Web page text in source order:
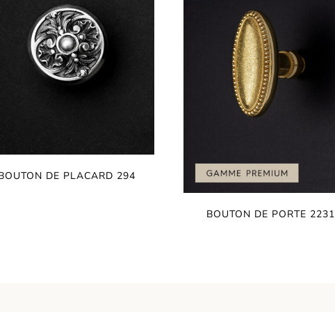
DE PLACARD 294
BOUTON DE PORTE 2231